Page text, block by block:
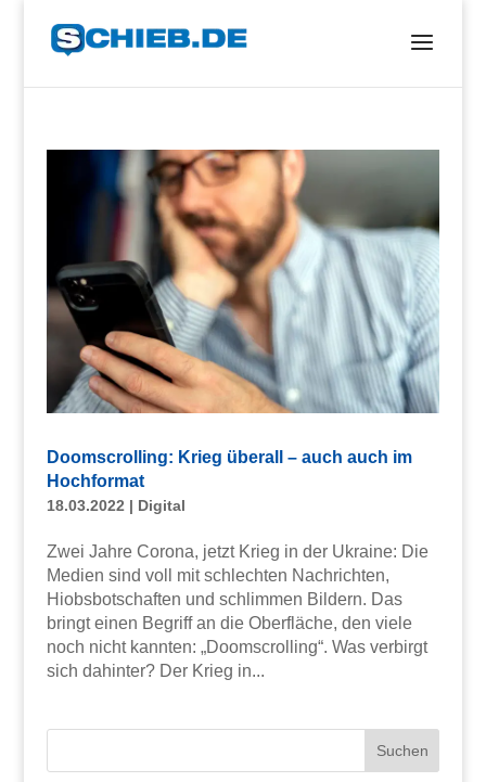
Doomscrolling: Krieg überall – auch auch im
Hochformat
18.03.2022 | Digital
Zwei Jahre Corona, jetzt Krieg in der Ukraine: Die
Medien sind voll mit schlechten Nachrichten,
Hiobsbotschaften und schlimmen Bildern. Das
bringt einen Begriff an die Oberfläche, den viele
noch nicht kannten: „Doomscrolling“. Was verbirgt
sich dahinter? Der Krieg in...